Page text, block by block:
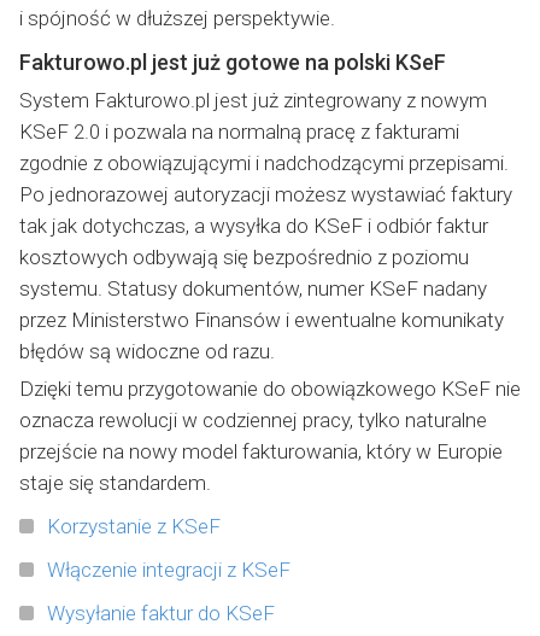
i spójność w dłuższej perspektywie.
Fakturowo.pl jest już gotowe na polski KSeF
System Fakturowo.pl jest już zintegrowany z nowym
KSeF 2.0 i pozwala na normalną pracę z fakturami
zgodnie z obowiązującymi i nadchodzącymi przepisami.
Po jednorazowej autoryzacji możesz wystawiać faktury
tak jak dotychczas, a wysyłka do KSeF i odbiór faktur
kosztowych odbywają się bezpośrednio z poziomu
systemu. Statusy dokumentów, numer KSeF nadany
przez Ministerstwo Finansów i ewentualne komunikaty
błędów są widoczne od razu.
Dzięki temu przygotowanie do obowiązkowego KSeF nie
oznacza rewolucji w codziennej pracy, tylko naturalne
przejście na nowy model fakturowania, który w Europie
staje się standardem.
Korzystanie z KSeF
Włączenie integracji z KSeF
Wysyłanie faktur do KSeF